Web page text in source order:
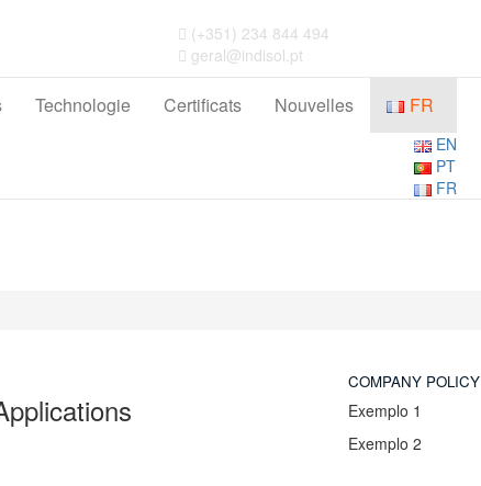
(+351) 234 844 494
geral@indisol.pt
Technologie Certificats Nouvelles FR
EN
PT
FR
COMPANY POLICY
Exemplo 1
Exemplo 2